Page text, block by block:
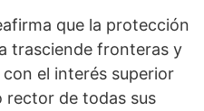
que la protección
trasciende fronteras y
el interés superior
rector de todas sus